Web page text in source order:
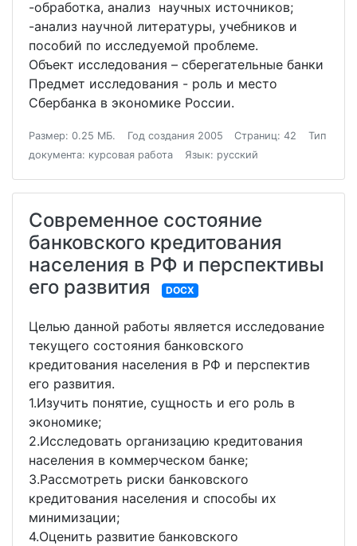
-обработка, анализ научных источников;
-анализ научной литературы, учебников и
пособий по исследуемой проблеме.
Объект исследования – сберегательные банки
Предмет исследования - роль и место
Сбербанка в экономике России.
Размер: 0.25 МБ. Год создания 2005 Страниц: 42
Тип
документа: курсовая работа
Язык: русский
Современное состояние
банковского кредитования
населения в РФ и перспективы
его развития
DOCX
Целью данной работы является исследование
текущего состояния банковского
кредитования населения в РФ и перспектив
его развития.
1.Изучить понятие, сущность и его роль в
экономике;
2.Исследовать организацию кредитования
населения в коммерческом банке;
3.Рассмотреть риски банковского
кредитования населения и способы их
минимизации;
4.Оценить развитие банковского